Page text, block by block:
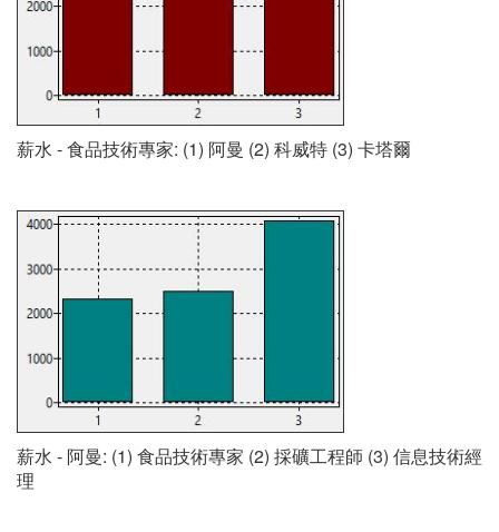
薪水 - 食品技術專家: (1) 阿曼 (2) 科威特 (3) 卡塔爾
薪水 - 阿曼: (1) 食品技術專家 (2) 採礦工程師 (3) 信息技術經
理